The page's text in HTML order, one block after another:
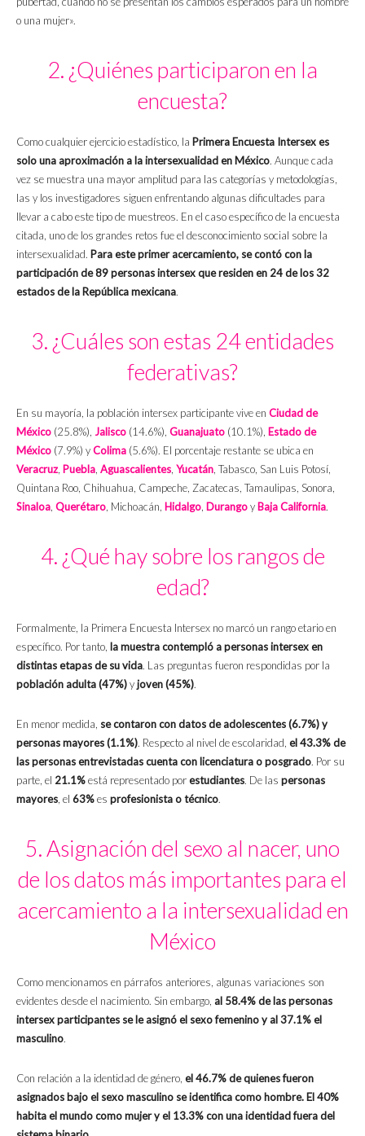
o una mujer».
2. ¿Quiénes participaron en la
encuesta?
Como cualquier ejercicio estadístico, la Primera Encuesta Intersex es
solo una aproximación a la intersexualidad en México. Aunque cada
vez se muestra una mayor amplitud para las categorías y metodologías,
las y los investigadores siguen enfrentando algunas dificultades para
llevar a cabo este tipo de muestreos. En el caso específico de la encuesta
citada, uno de los grandes retos fue el desconocimiento social sobre la
intersexualidad. Para este primer acercamiento, se contó con la
participación de 89 personas intersex que residen en 24 de los 32
estados de la República mexicana.
3. ¿Cuáles son estas 24 entidades
federativas?
En su mayoría, la población intersex participante vive en Ciudad de
México (25.8%), Jalisco (14.6%), Guanajuato (10.1%), Estado de
México (7.9%) yColima (5.6%). El porcentaje restante se ubica en
Veracruz, Puebla, Aguascalientes, Yucatán, Tabasco, San Luis Potosí,
Quintana Roo, Chihuahua, Campeche, Zacatecas, Tamaulipas, Sonora,
Sinaloa, Querétaro, Michoacán, Hidalgo, Durangoy Baja California.
4. ¿Qué hay sobre los rangos de
edad?
Formalmente, la Primera Encuesta Intersex no marcó un rango etario en
específico. Por tanto, la muestra contempló a personas intersex en
distintas etapas de su vida. Las preguntas fueron respondidas por la
población adulta (47%)yjoven (45%).
En menor medida, se contaron con datos de adolescentes (6.7%) y
personas mayores (1.1%). Respecto al nivel de escolaridad, el 43.3% de
las personas entrevistadas cuenta con licenciatura o posgrado. Por su
parte, el 21.1%está representado porestudiantes. De las personas
mayores, el 63%es profesionista o técnico.
5. Asignación del sexo al nacer, uno
de los datos más importantes para el
acercamiento a la intersexualidad en
México
Como mencionamos en párrafos anteriores, algunas variaciones son
evidentes desde el nacimiento. Sin embargo, al 58.4% de las personas
intersex participantes se le asignó el sexo femenino y al 37.1% el
masculino.
Con relación a la identidad de género, el 46.7% de quienes fueron
asignados bajo el sexo masculino se identifica como hombre. El 40%
habita el mundo como mujer y el 13.3% con una identidad fuera del